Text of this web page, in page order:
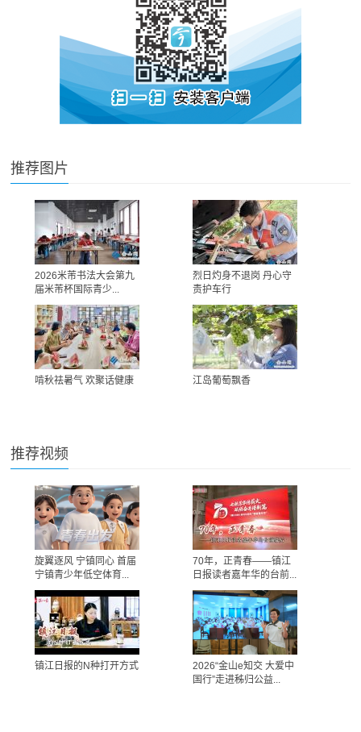
推荐图片
2026米芾书法大会第九
届米芾杯国际青少...
烈日灼身不退岗 丹心守
责护车行
啃秋祛暑气 欢聚话健康 江岛葡萄飘香
推荐视频
旋翼逐风 宁镇同心 首届
宁镇青少年低空体育...
70年，正青春——镇江
日报读者嘉年华的台前...
镇江日报的N种打开方式
2026“金山e知交 大爱中
国行”走进秭归公益...